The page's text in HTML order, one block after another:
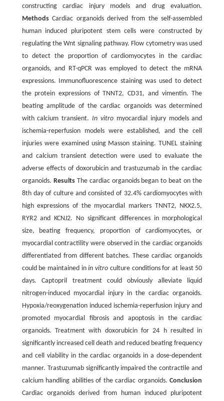
constructing cardiac injury models and drug evaluation.
MethodsCardiac organoids derived from the self-assembled
human induced pluripotent stem cells were constructed by
regulating the Wnt signaling pathway. Flow cytometry was used
to detect the proportion of cardiomyocytes in the cardiac
organoids, and RT-qPCR was employed to detect the mRNA
expressions. Immunofluorescence staining was used to detect
the protein expressions of TNNT2, CD31, and vimentin. The
beating amplitude of the cardiac organoids was determined
with calcium transient.In vitro myocardial injury models and
ischemia-reperfusion models were established, and the cell
injuries were examined using Masson staining. TUNEL staining
and calcium transient detection were used to evaluate the
adverse effects of doxorubicin and trastuzumab in the cardiac
organoids. ResultsThe cardiac organoids began to beat on the
8th day of culture and consisted of 32.4% cardiomyocytes with
high expressions of the myocardial markers TNNT2, NKX2.5,
RYR2 and KCNJ2. No significant differences in morphological
size, beating frequency, proportion of cardiomyocytes, or
myocardial contractility were observed in the cardiac organoids
differentiated from different batches. These cardiac organoids
could be maintained inin vitro culture conditions for at least 50
days. Captopril treatment could obviously alleviate liquid
nitrogen-induced myocardial injury in the cardiac organoids.
Hypoxia/reoxygenation induced ischemia-reperfusion injury and
promoted myocardial fibrosis and apoptosis in the cardiac
organoids. Treatment with doxorubicin for 24 h resulted in
significantly increased cell death and reduced beating frequency
and cell viability in the cardiac organoids in a dose-dependent
manner. Trastuzumab significantly impaired the contractile and
calcium handling abilities of the cardiac organoids.Conclusion
Cardiac organoids derived from human induced pluripotent